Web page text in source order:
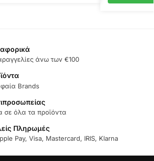
άνω των €100
Brands
σε όλα τα προϊόντα
Πληρωμές
Pay, Visa, Mastercard, IRIS, Klarna